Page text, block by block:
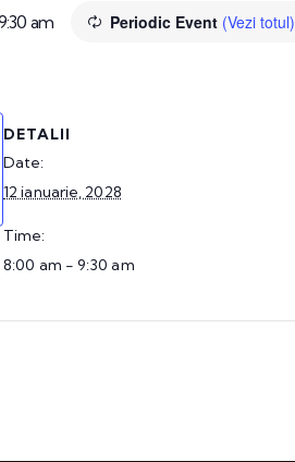
am Periodic Event (Vezi totul)
DETALII
Date:
12 ianuarie, 2028
Time:
8:00 am - 9:30 am